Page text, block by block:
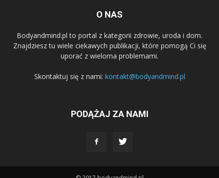
O NAS
Bodyandmind.pl to portal z kategorii zdrowie, uroda i dom.
Znajdziesz tu wiele ciekawych publikacji, które pomogą Ci się
uporać z wieloma problemami.
Skontaktuj się z nami: kontakt@bodyandmind.pl
PODĄŻAJ ZA NAMI